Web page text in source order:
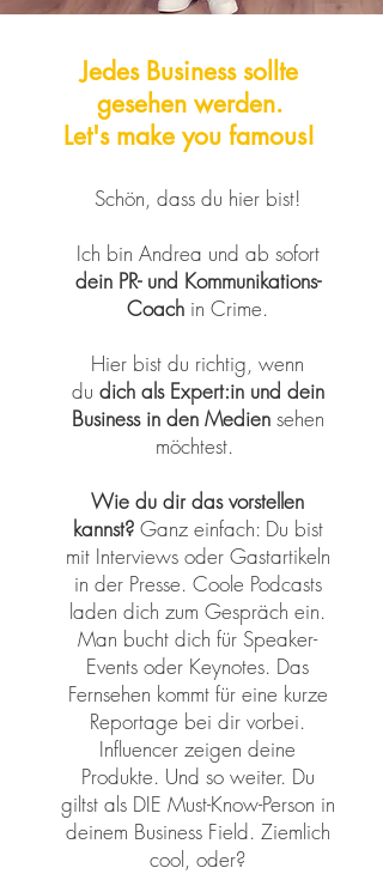
Jedes Business sollte
gesehen werden.
Let's make you famous!
Schön, dass du hier bist!
Ich bin Andrea und ab sofort
dein PR- und Kommunikations-
Coach in Crime.
Hier bist du richtig, wenn
du dich als Expert:in und dein
Business in den Mediensehen
möchtest.
Wie du dir das vorstellen
kannst? Ganz einfach: Du bist
mit Interviews oder Gastartikeln
in der Presse. Coole Podcasts
laden dich zum Gespräch ein.
Man bucht dich für Speaker-
Events oder Keynotes. Das
Fernsehen kommt für eine kurze
Reportage bei dir vorbei.
Influencer zeigen deine
Produkte. Und so weiter. Du
giltst als DIE Must-Know-Person in
deinem Business Field. Ziemlich
cool, oder?